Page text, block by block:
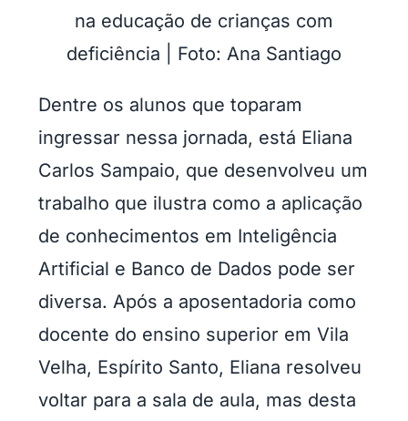
na educação de crianças com
deficiência | Foto: Ana Santiago
Dentre os alunos que toparam
ingressar nessa jornada, está Eliana
Carlos Sampaio, que desenvolveu um
trabalho que ilustra como a aplicação
de conhecimentos em Inteligência
Artificial e Banco de Dados pode ser
diversa. Após a aposentadoria como
docente do ensino superior em Vila
Velha, Espírito Santo, Eliana resolveu
voltar para a sala de aula, mas desta